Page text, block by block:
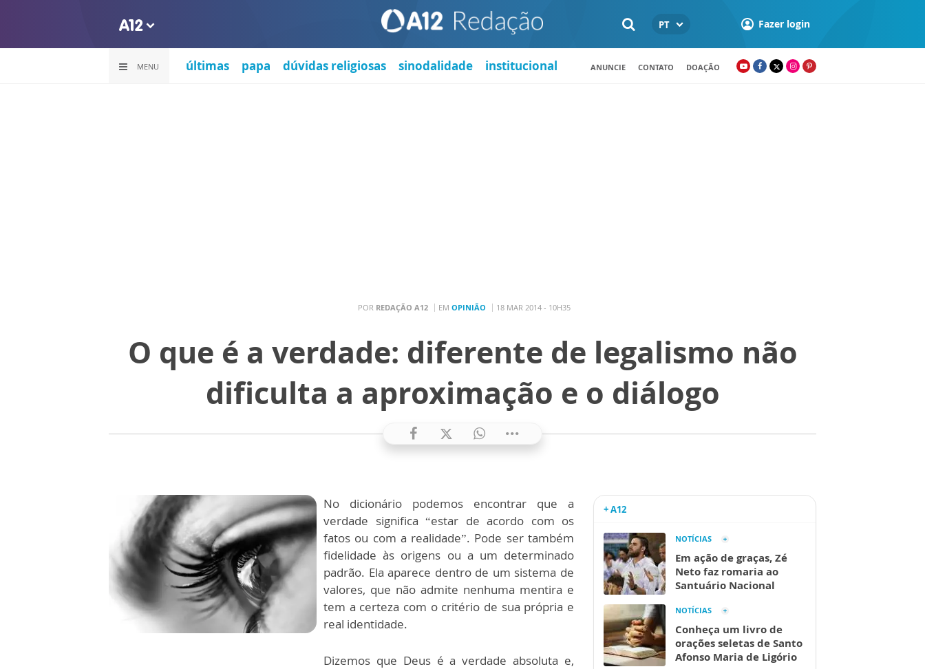
PT Fazer login
MENU últimas papa dúvidas religiosas sinodalidade institucional ANUNCIE CONTATO DOAÇÃO
POR REDAÇÃO A12 EM OPINIÃO 18 MAR 2014 - 10H35
O que é a verdade: diferente de legalismo não
dificulta a aproximação e o diálogo
No dicionário podemos encontrar que a
verdade significa “estar de acordo com os
fatos ou com a realidade”. Pode ser também
fidelidade às origens ou a um determinado
padrão. Ela aparece dentro de um sistema de
valores, que não admite nenhuma mentira e
tem a certeza com o critério de sua própria e
real identidade.
Dizemos que Deus é a verdade absoluta e,
+ A12
NOTÍCIAS
Em ação de graças, Zé
Neto faz romaria ao
Santuário Nacional
NOTÍCIAS
Conheça um livro de
orações seletas de Santo
Afonso Maria de Ligório